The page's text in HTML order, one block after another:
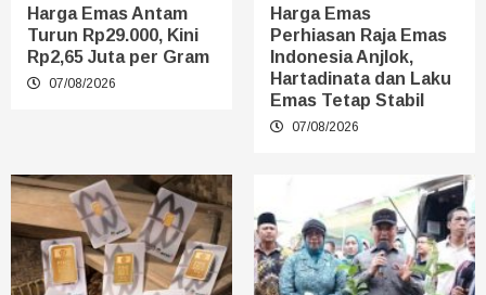
Harga Emas Antam
Turun Rp29.000, Kini
Rp2,65 Juta per Gram
07/08/2026
Harga Emas
Perhiasan Raja Emas
Indonesia Anjlok,
Hartadinata dan Laku
Emas Tetap Stabil
07/08/2026